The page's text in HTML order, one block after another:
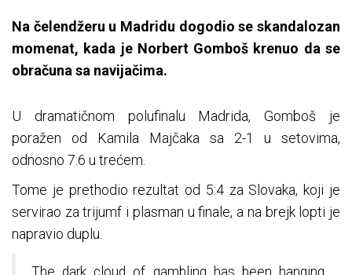
Na čelendžeru u Madridu dogodio se skandalozan
momenat, kada je Norbert Gomboš krenuo da se
obračuna sa navijačima.
U dramatičnom polufinalu Madrida, Gomboš je
poražen od Kamila Majčaka sa 2-1 u setovima,
odnosno 7:6 u trećem.
Tome je prethodio rezultat od 5:4 za Slovaka, koji je
servirao za trijumf i plasman u finale, a na brejk lopti je
napravio duplu.